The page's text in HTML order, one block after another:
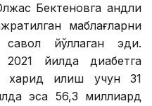
Бектеновга қандли
маблағларни
йўллаган эди.
2021 йилда диабетга
харид қилиш учун 31
эса 56,3 миллиард